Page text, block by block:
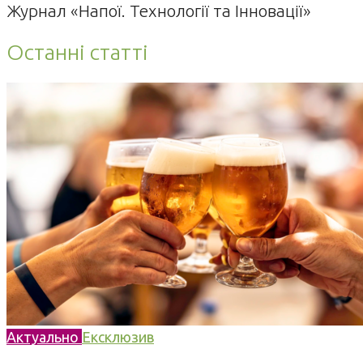
Журнал «Напої. Технології та Інновації»
Останні статті
Актуально Ексклюзив